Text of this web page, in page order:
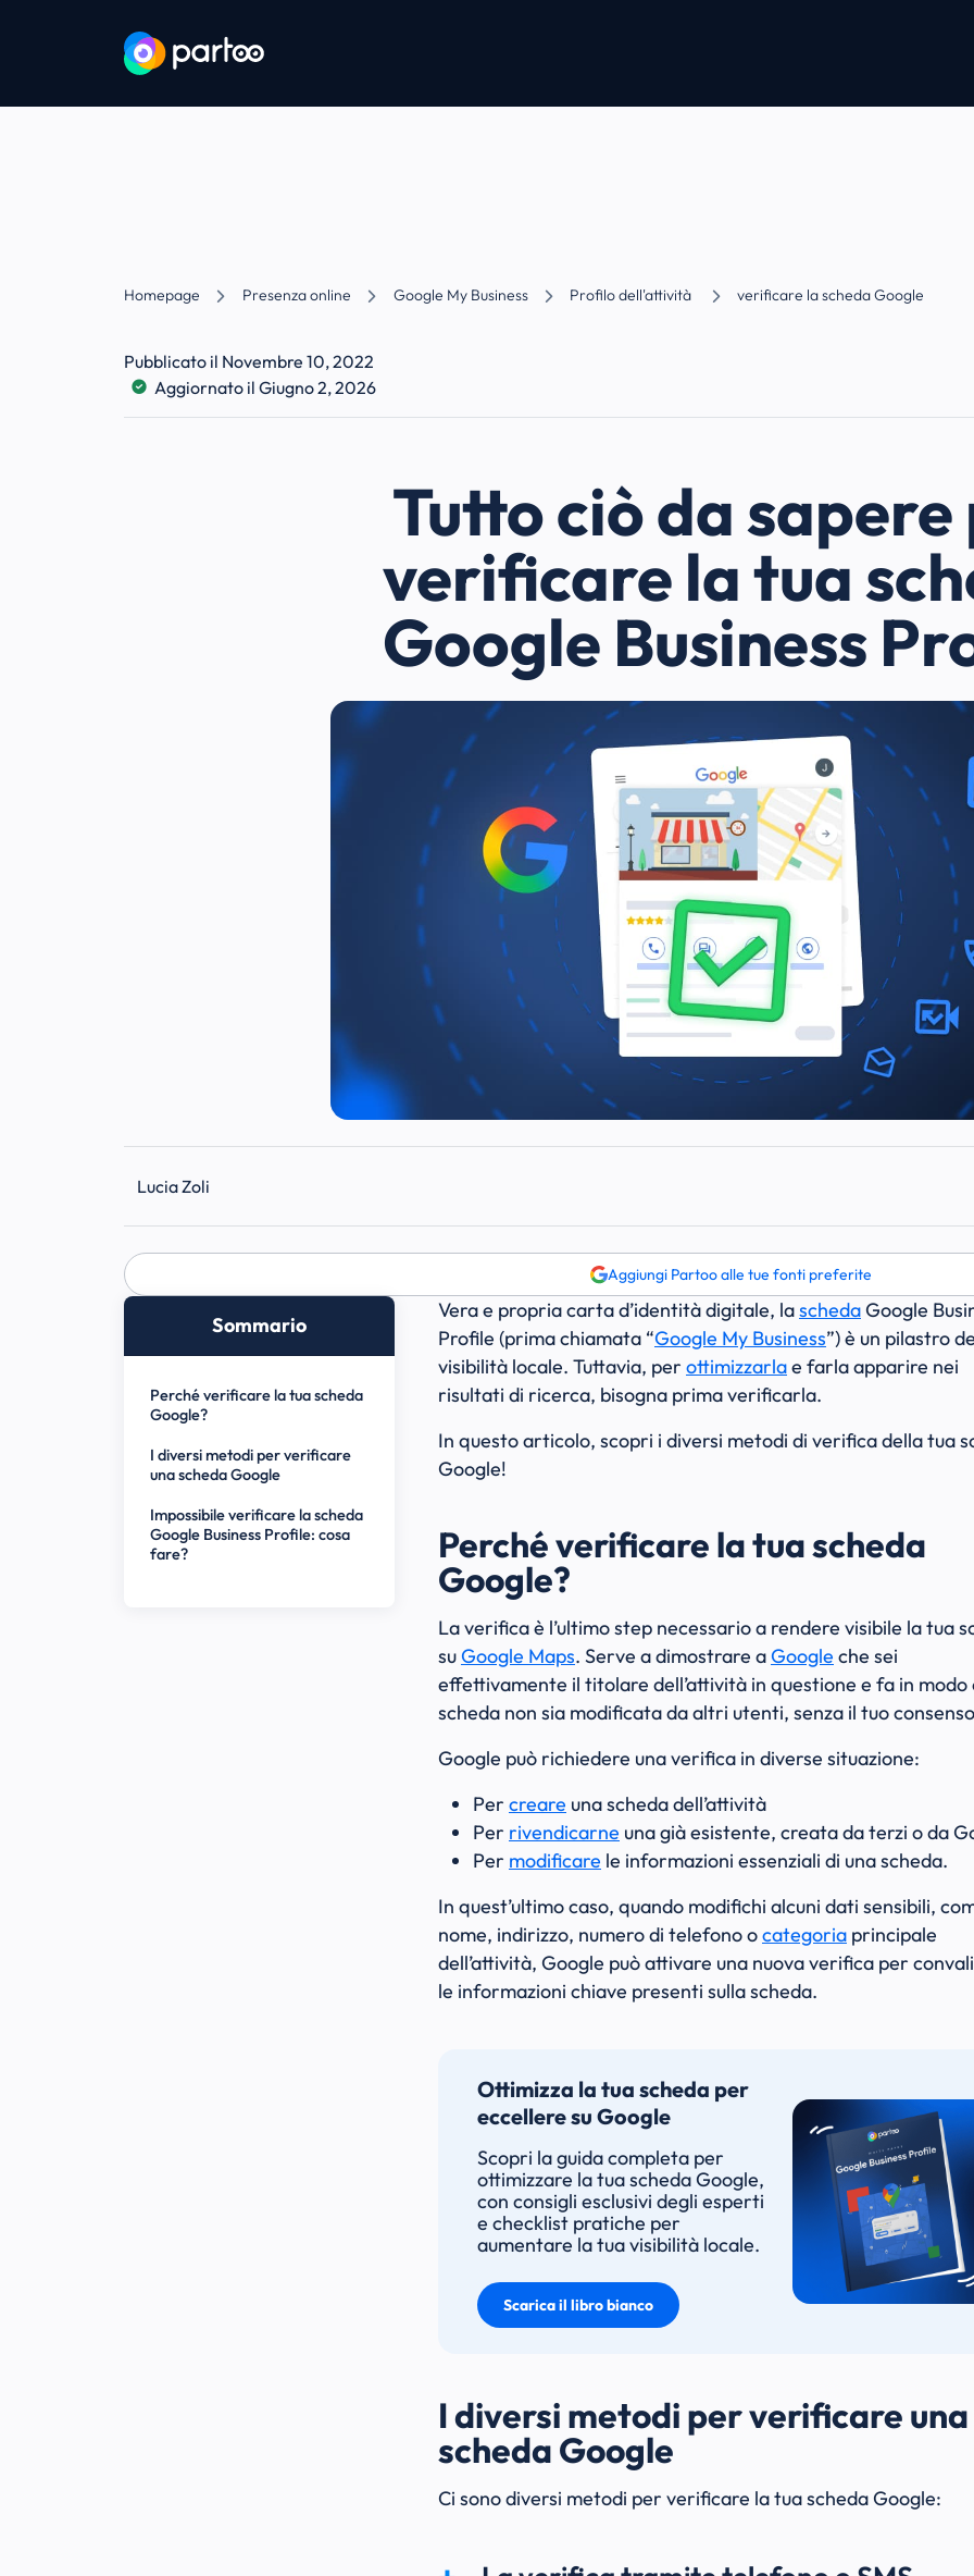
Aller au menu principal
Homepage Presenza online Google My Business Profilo dell'attività verificare la scheda Google
Pubblicato il Novembre 10, 2022
Aggiornato il Giugno 2, 2026
Tutto ciò da
verificare la tua
Google Business
Lucia Zoli
Aggiungi Partoo alle tue fonti preferite
Sommario
Perché verificare la tua scheda
Google?
I diversi metodi per verificare
una scheda Google
Impossibile verificare la scheda
Google Business Profile: cosa
fare?
Vera e propria carta d’identità digitale, laschedaGoogle
Profile (prima chiamata “Google My Business”) è un pilastro
visibilità locale. Tuttavia, per ottimizzarlae farla apparire nei
risultati di ricerca, bisogna prima verificarla.
In questo articolo, scopri i diversi metodi di verifica della tua
Google!
Perché verificare la tua scheda
Google?
La verifica è l’ultimo step necessario a rendere visibile la tua
suGoogle Maps. Serve a dimostrare aGoogle che sei
effettivamente il titolare dell’attività in questione e fa in modo
scheda non sia modificata da altri utenti, senza il tuo
Google può richiedere una verifica in diverse situazione:
Per creare una scheda dell’attività
Per rivendicarne una già esistente, creata da terzi o da
Per modificare le informazioni essenziali di una scheda.
In quest’ultimo caso, quando modifichi alcuni dati sensibili,
nome, indirizzo, numero di telefono ocategoria principale
dell’attività, Google può attivare una nuova verifica per
le informazioni chiave presenti sulla scheda.
Ottimizza la tua scheda per
eccellere su Google
Scopri la guida completa per
ottimizzare la tua scheda Google,
con consigli esclusivi degli esperti
e checklist pratiche per
aumentare la tua visibilità locale.
Scarica il libro bianco
I diversi metodi per verificare una
scheda Google
Ci sono diversi metodi per verificare la tua scheda Google: